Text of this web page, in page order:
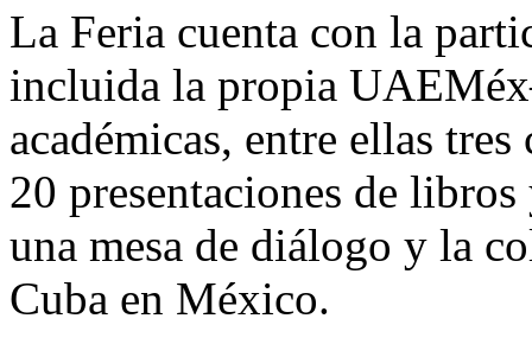
La Feria cuenta con la
incluida la propia
académicas, entre ellas
20 presentaciones de libros
una mesa de diálogo y la
Cuba en México.